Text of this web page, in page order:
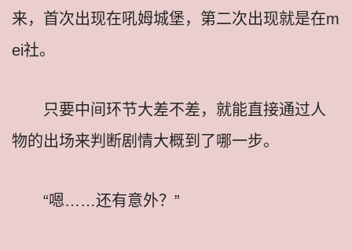
来，首次出现在吼姆城堡，第二次出现就是在m
ei社。
只要中间环节大差不差，就能直接通过人
物的出场来判断剧情大概到了哪一步。
“嗯……还有意外？”